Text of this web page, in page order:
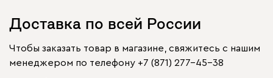
Доставка по всей России
Чтобы заказать товар в магазине, свяжитесь с нашим
менеджером по телефону +7 (871) 277-45-38